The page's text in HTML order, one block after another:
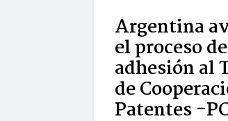
Argentina
el proceso de
adhesión al
de
Patentes -